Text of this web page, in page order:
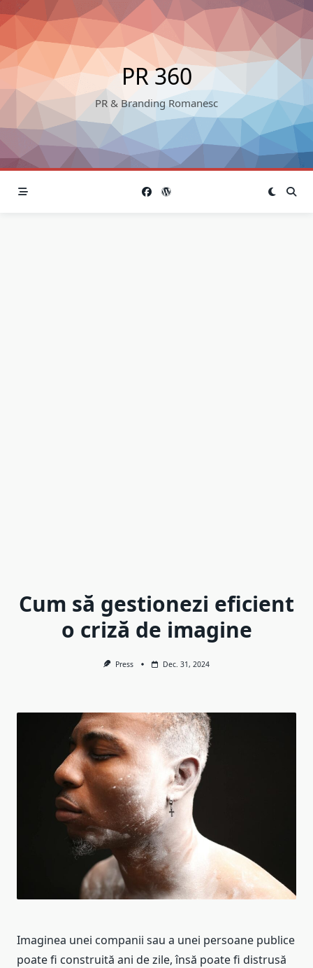
Skip
to
content
PR 360
PR & Branding Romanesc
Cum să gestionezi eficient
o criză de imagine
Press Dec. 31, 2024
Imaginea unei companii sau a unei persoane publice
poate fi construită ani de zile, însă poate fi distrusă